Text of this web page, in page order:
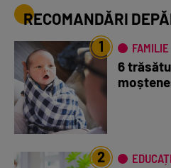
RECOMANDĂRI
1 FAMILIE
6
2